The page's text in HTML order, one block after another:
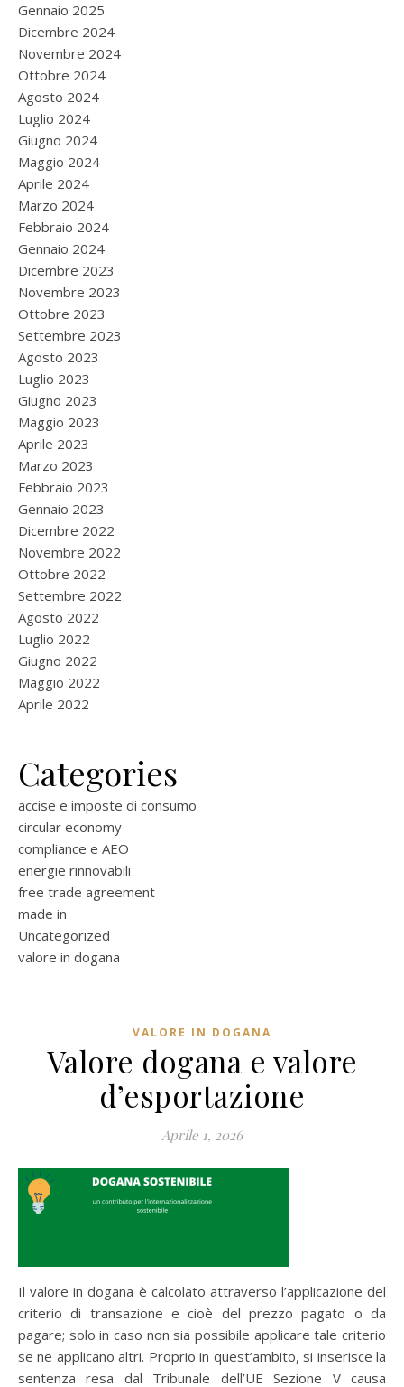
Gennaio 2025
Dicembre 2024
Novembre 2024
Ottobre 2024
Agosto 2024
Luglio 2024
Giugno 2024
Maggio 2024
Aprile 2024
Marzo 2024
Febbraio 2024
Gennaio 2024
Dicembre 2023
Novembre 2023
Ottobre 2023
Settembre 2023
Agosto 2023
Luglio 2023
Giugno 2023
Maggio 2023
Aprile 2023
Marzo 2023
Febbraio 2023
Gennaio 2023
Dicembre 2022
Novembre 2022
Ottobre 2022
Settembre 2022
Agosto 2022
Luglio 2022
Giugno 2022
Maggio 2022
Aprile 2022
Categories
accise e imposte di consumo
circular economy
compliance e AEO
energie rinnovabili
free trade agreement
made in
Uncategorized
valore in dogana
VALORE IN DOGANA
Valore dogana e valore
d’esportazione
Aprile 1, 2026
Il valore in dogana è calcolato attraverso l’applicazione del
criterio di transazione e cioè del prezzo pagato o da
pagare; solo in caso non sia possibile applicare tale criterio
se ne applicano altri. Proprio in quest’ambito, si inserisce la
sentenza resa dal Tribunale dell’UE Sezione V causa